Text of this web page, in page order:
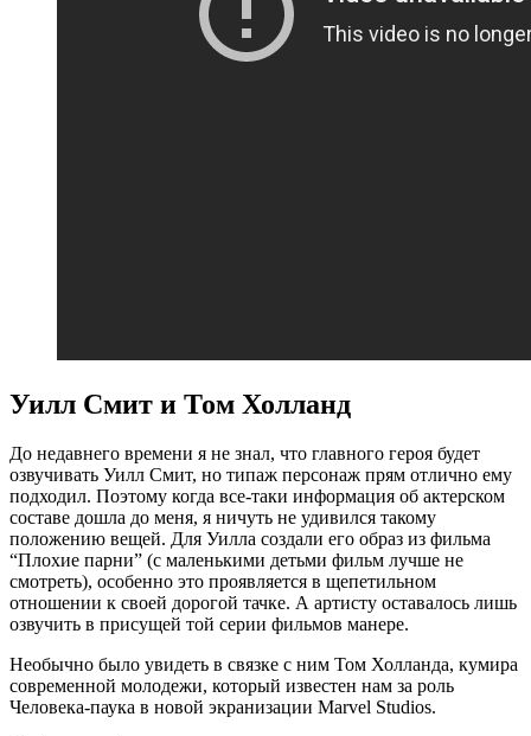
Уилл Смит и Том Холланд
До недавнего времени я не знал, что главного героя будет
озвучивать Уилл Смит, но типаж персонаж прям отлично ему
подходил. Поэтому когда все-таки информация об актерском
составе дошла до меня, я ничуть не удивился такому
положению вещей. Для Уилла создали его образ из фильма
“Плохие парни” (с маленькими детьми фильм лучше не
смотреть), особенно это проявляется в щепетильном
отношении к своей дорогой тачке. А артисту оставалось лишь
озвучить в присущей той серии фильмов манере.
Необычно было увидеть в связке с ним Том Холланда, кумира
современной молодежи, который известен нам за роль
Человека-паука в новой экранизации Marvel Studios.